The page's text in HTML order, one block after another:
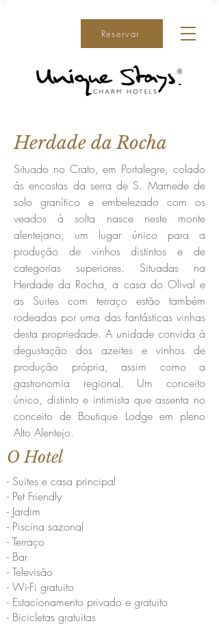
Reservar
Herdade da Rocha
Situado no Crato, em Portalegre, colado
às encostas da serra de S. Mamede de
solo granítico e embelezado com os
veados à solta nasce neste monte
alentejano, um lugar único para a
produção de vinhos distintos e de
categorias superiores. Situadas na
Herdade da Rocha, a casa do Olival e
as Suites com terraço estão também
rodeadas por uma das fantásticas vinhas
desta propriedade. A unidade convida à
degustação dos azeites e vinhos de
produção própria, assim como a
gastronomia regional. Um conceito
único, distinto e intimista que assenta no
conceito de Boutique Lodge em pleno
Alto Alentejo.
O Hotel
- Suites e casa principal
- Pet Friendly
- Jardim
- Piscina sazonal
- Terraço
- Bar
- Televisão
- Wi-Fi gratuito
- Estacionamento privado e gratuito
- Bicicletas gratuitas